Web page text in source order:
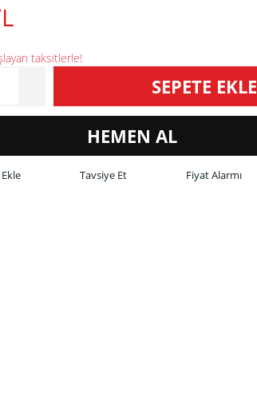
taksitlerle!
SEPETE EKLE
HEMEN AL
Tavsiye Et Fiyat Alarmı